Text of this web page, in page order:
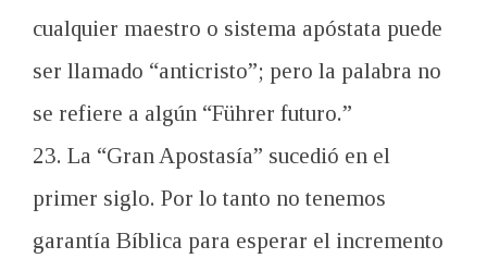
cualquier maestro o sistema apóstata puede
ser llamado “anticristo”; pero la palabra no
se refiere a algún “Führer futuro.”
23. La “Gran Apostasía” sucedió en el
primer siglo. Por lo tanto no tenemos
garantía Bíblica para esperar el incremento